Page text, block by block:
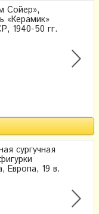
Сойер»,
«Керамик»
1940-50 гг.
сургучная
Европа, 19 в.